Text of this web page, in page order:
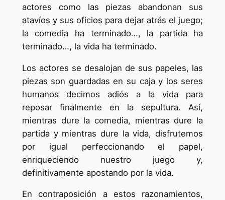
actores como las piezas abandonan sus
atavíos y sus oficios para dejar atrás el juego;
la comedia ha terminado…, la partida ha
terminado…, la vida ha terminado.
Los actores se desalojan de sus papeles, las
piezas son guardadas en su caja y los seres
humanos decimos adiós a la vida para
reposar finalmente en la sepultura. Así,
mientras dure la comedia, mientras dure la
partida y mientras dure la vida, disfrutemos
por igual perfeccionando el papel,
enriqueciendo nuestro juego y,
definitivamente apostando por la vida.
En contraposición a estos razonamientos,